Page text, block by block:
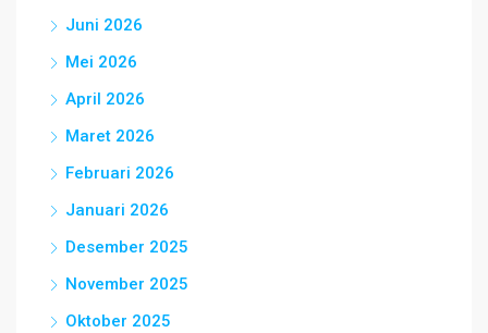
Juni 2026
Mei 2026
April 2026
Maret 2026
Februari 2026
Januari 2026
Desember 2025
November 2025
Oktober 2025